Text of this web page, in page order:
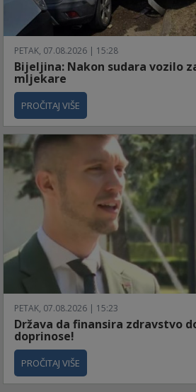
PETAK, 07.08.2026 | 15:28
Bijeljina: Nakon sudara vozilo
mljekare
PROČITAJ VIŠE
PETAK, 07.08.2026 | 15:23
Država da finansira zdravstvo
doprinose!
PROČITAJ VIŠE